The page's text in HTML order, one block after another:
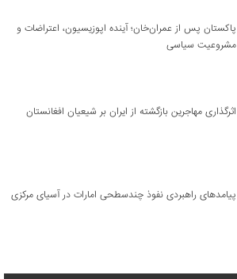
پاکستان پس از عمران‌خان؛ آینده اپوزیسیون، اعتراضات و
مشروعیت سیاسی
اثرگذاری مهاجرین بازگشته از ایران بر شیعیان افغانستان
پیامدهای راهبردی نفوذ چندسطحی امارات در آسیای مرکزی